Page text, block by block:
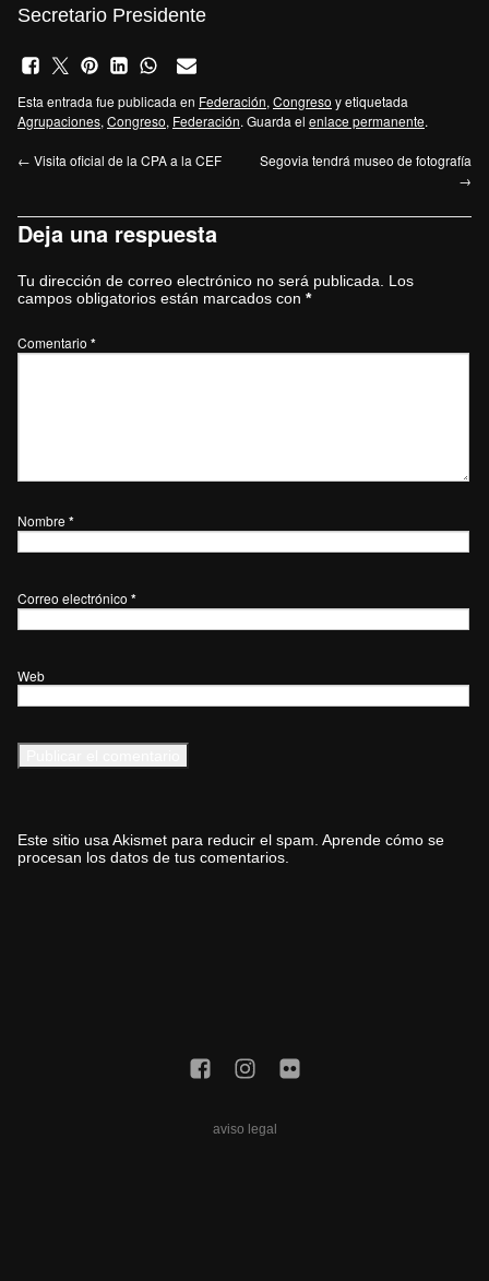
Secretario Presidente
Esta entrada fue publicada en Federación, Congreso y etiquetada
Agrupaciones, Congreso, Federación. Guarda el enlace permanente.
← Visita oficial de la CPA a la CEF
Segovia tendrá museo de fotografía
→
Deja una respuesta
Tu dirección de correo electrónico no será publicada.
Los
campos obligatorios están marcados con *
Comentario *
Nombre *
Correo electrónico *
Web
Este sitio usa Akismet para reducir el spam. Aprende cómo se
procesan los datos de tus comentarios.
aviso legal